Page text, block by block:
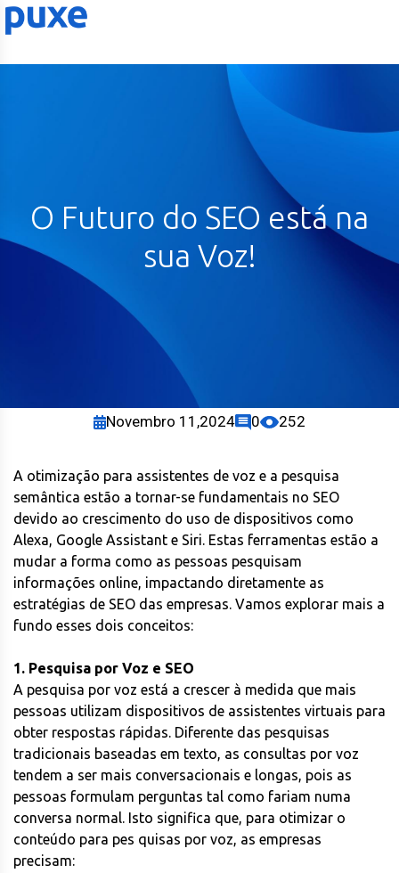
O Futuro do SEO está na
sua Voz!
Novembro 11,2024 0 252
A otimização para assistentes de voz e a pesquisa
semântica estão a tornar-se fundamentais no SEO
devido ao crescimento do uso de dispositivos como
Alexa, Google Assistant e Siri. Estas ferramentas estão a
mudar a forma como as pessoas pesquisam
informações online, impactando diretamente as
estratégias de SEO das empresas. Vamos explorar mais a
fundo esses dois conceitos:
1. Pesquisa por Voz e SEO
A pesquisa por voz está a crescer à medida que mais
pessoas utilizam dispositivos de assistentes virtuais para
obter respostas rápidas. Diferente das pesquisas
tradicionais baseadas em texto, as consultas por voz
tendem a ser mais conversacionais e longas, pois as
pessoas formulam perguntas tal como fariam numa
conversa normal. Isto significa que, para otimizar o
conteúdo para pes quisas por voz, as empresas
precisam: